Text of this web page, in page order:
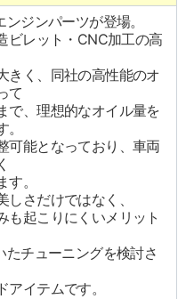
ジンパーツが登場。
ビレット・CNC加工の高
きく、同社の高性能のオ
て
で、理想的なオイル量を
可能となっており、車両
。
さだけではなく、
も起こりにくいメリット
たチューニングを検討さ
イテムです。